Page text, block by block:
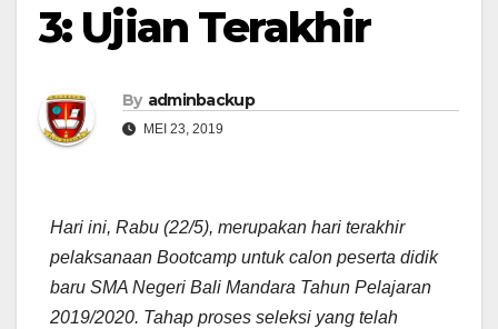
3: Ujian Terakhir
By adminbackup
MEI 23, 2019
Hari ini, Rabu (22/5), merupakan hari terakhir
pelaksanaan Bootcamp untuk calon peserta didik
baru SMA Negeri Bali Mandara Tahun Pelajaran
2019/2020. Tahap proses seleksi yang telah